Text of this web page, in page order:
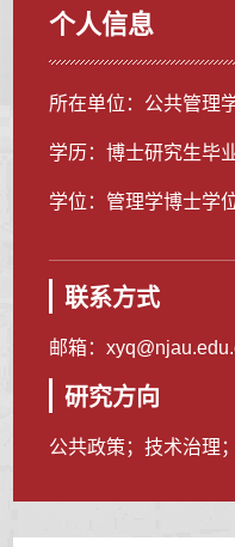
个人信息
所在单位：公共管理
学历：博士研究生毕
学位：管理学博士学
联系方式
邮箱：
研究方向
公共政策；技术治理